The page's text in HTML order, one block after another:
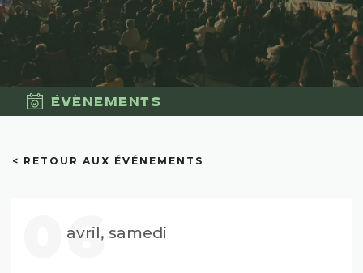
ÉVÈNEMENTS
< RETOUR AUX ÉVÉNEMENTS
06
avril, samedi